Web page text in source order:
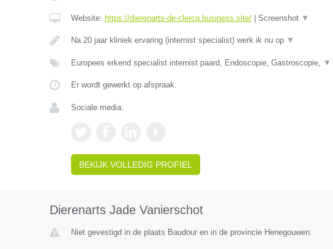
Website: https://dierenarts-de-clercq.business.site/| Screenshot ▼
Na 20 jaar kliniek ervaring (internist specialist) werk ik nu op ▼
Europees erkend specialist internist paard, Endoscopie, Gastroscopie, ▼
Er wordt gewerkt op afspraak.
Sociale media:
BEKIJK VOLLEDIG PROFIEL
Dierenarts Jade Vanierschot
Niet gevestigd in de plaats Baudour en in de provincie Henegouwen.